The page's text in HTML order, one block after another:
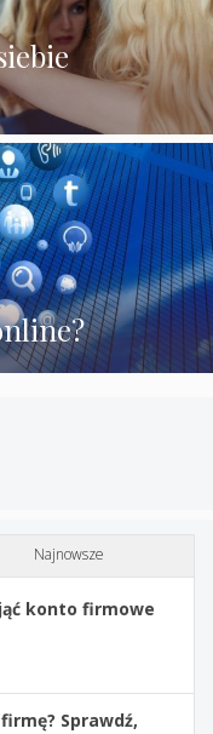
Najnowsze
konto firmowe
Sprawdź,